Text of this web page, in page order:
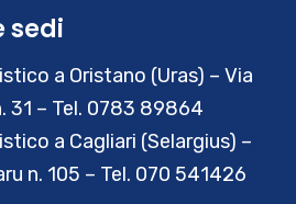
sedi
a Oristano (Uras) – Via
31 – Tel. 0783 89864
a Cagliari (Selargius) –
n. 105 – Tel. 070 541426